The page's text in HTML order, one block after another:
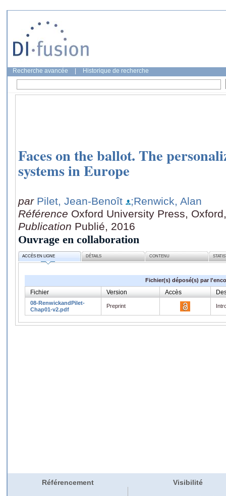
Recherche avancée Historique de recherche
Faces on the ballot. The
systems in Europe
par Pilet, Jean-Benoît
;Renwick, Alan
Référence Oxford University Press,
Publication Publié, 2016
Ouvrage en collaboration
ACCÈS EN LIGNE DÉTAILS CONTENU
Fichier(s) déposé(s) par
Fichier Version Accès
08-RenwickandPilet-
Chap01-v2.pdf
Preprint
Référencement Visibilité